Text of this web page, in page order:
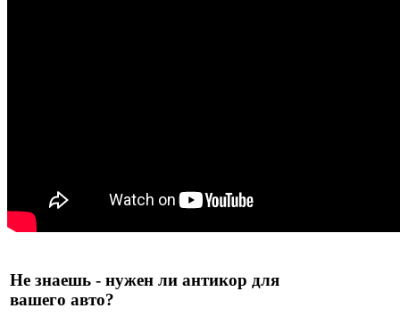
Не знаешь - нужен ли антикор для
вашего авто?